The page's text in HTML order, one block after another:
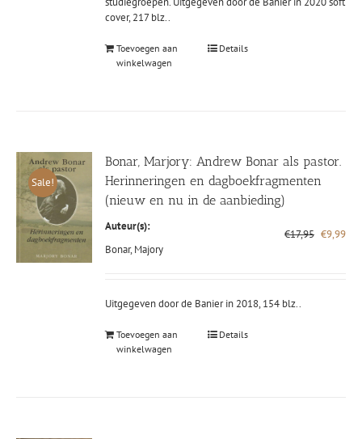
cover, 217 blz..
Toevoegen aan
winkelwagen
Details
Sale!
Bonar, Marjory: Andrew Bonar als pastor.
Herinneringen en dagboekfragmenten
(nieuw en nu in de aanbieding)
Auteur(s):
Bonar, Majory
€17,95 €9,99
Uitgegeven door de Banier in 2018, 154 blz..
Toevoegen aan
winkelwagen
Details